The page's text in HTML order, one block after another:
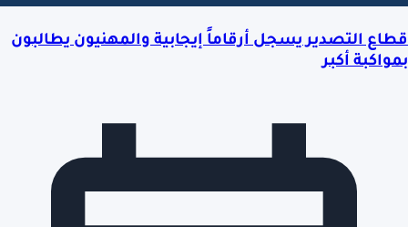
قطاع التصدير يسجل أرقاماً إيجابية والمهنيون يطالبون
بمواكبة أكبر